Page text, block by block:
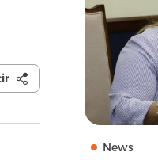
News